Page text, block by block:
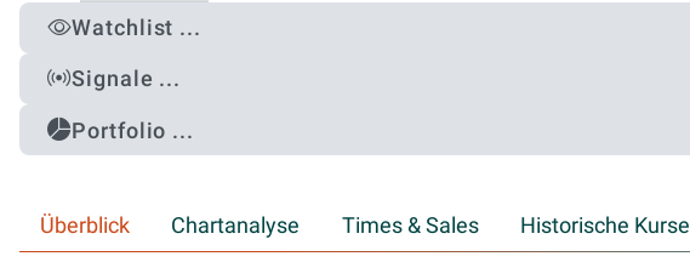
Watchlist ...
Signale ...
Portfolio ...
Überblick Chartanalyse Times & Sales Historische Kurse